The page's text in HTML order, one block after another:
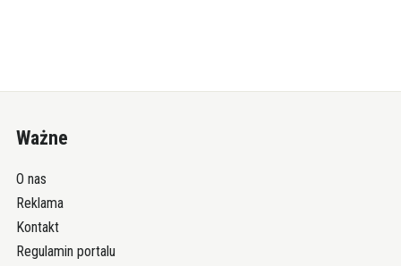
Ważne
O nas
Reklama
Kontakt
Regulamin portalu